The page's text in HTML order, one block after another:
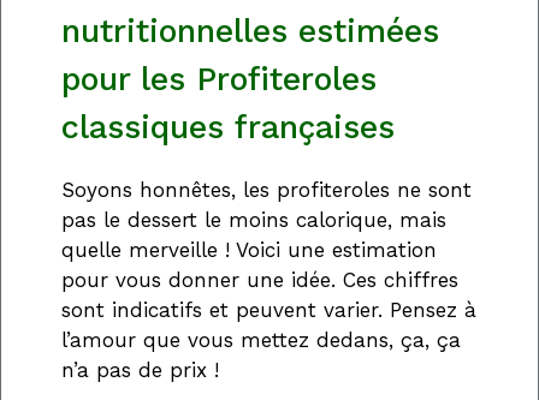
nutritionnelles estimées
pour les Profiteroles
classiques françaises
Soyons honnêtes, les profiteroles ne sont
pas le dessert le moins calorique, mais
quelle merveille ! Voici une estimation
pour vous donner une idée. Ces chiffres
sont indicatifs et peuvent varier. Pensez à
l’amour que vous mettez dedans, ça, ça
n’a pas de prix !